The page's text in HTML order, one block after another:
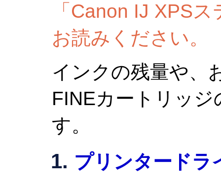
「 Canon IJ XPSス
お読みください。
インクの残量や、
FINEカートリッジ
す。
プリンタードラ